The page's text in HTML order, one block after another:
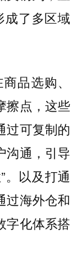
成了多区域
品选购、
擦点，这些
过可复制的
沟通，引导
。以及打通
过海外仓和
字化体系搭